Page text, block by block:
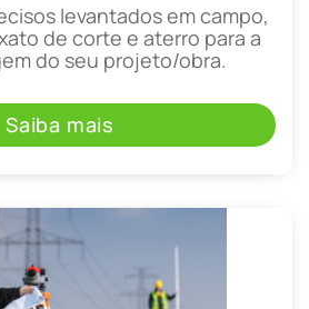
levantados em campo,
de corte e aterro para a
do seu projeto/obra.
Saiba mais